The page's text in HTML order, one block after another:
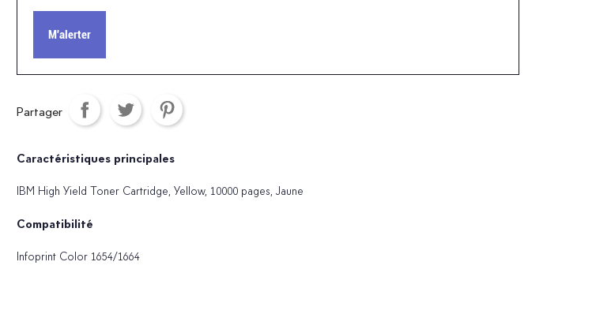
M'alerter
Partager
Caractéristiques principales
IBM High Yield Toner Cartridge, Yellow, 10000 pages, Jaune
Compatibilité
Infoprint Color 1654/1664